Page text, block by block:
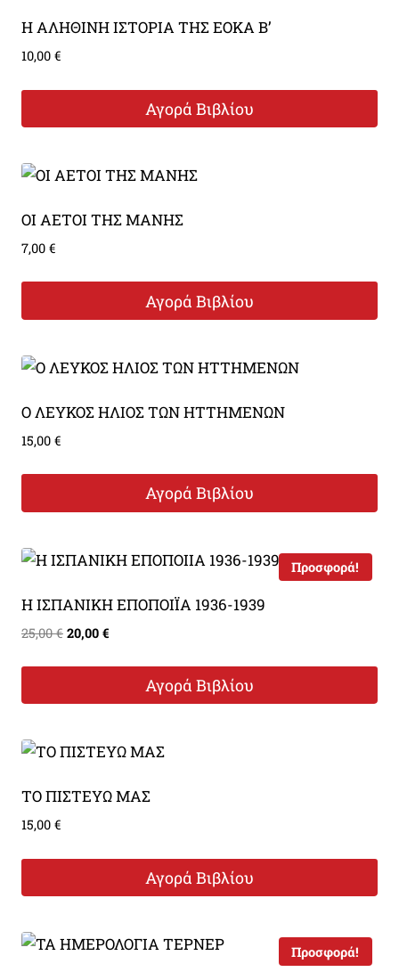
Η ΑΛΗΘΙΝΗ ΙΣΤΟΡΙΑ ΤΗΣ ΕΟΚΑ Β’
10,00 €
Αγορά Βιβλίου
ΟΙ ΑΕΤΟΙ ΤΗΣ ΜΑΝΗΣ
7,00 €
Αγορά Βιβλίου
Ο ΛΕΥΚΟΣ ΗΛΙΟΣ ΤΩΝ ΗΤΤΗΜΕΝΩΝ
15,00 €
Αγορά Βιβλίου
Προσφορά!
Η ΙΣΠΑΝΙΚΗ ΕΠΟΠΟΙΪΑ 1936-1939
25,00€ Original
20,00 €
Αγορά Βιβλίου
ΤΟ ΠΙΣΤΕΥΩ ΜΑΣ
15,00 €
Αγορά Βιβλίου
Προσφορά!